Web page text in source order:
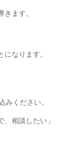
ます。
なります。
みください。
、相談したい」